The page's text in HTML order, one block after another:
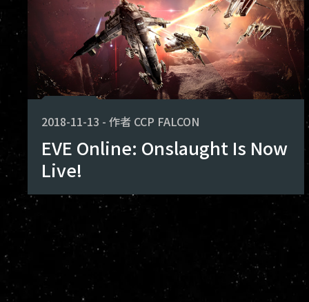
2018-11-13 - 作者 CCP FALCON
EVE Online: Onslaught Is Now
Live!